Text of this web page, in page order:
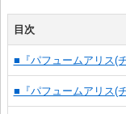
目次
■『パフュームアリス(
■『パフュームアリス(